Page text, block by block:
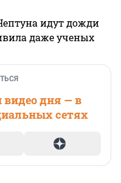
идут дожди
даже ученых
дня — в
сетях